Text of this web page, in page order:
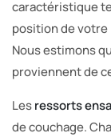
caractéristique
position de
Nous estimons
proviennent de
Lesressorts
de couchage.